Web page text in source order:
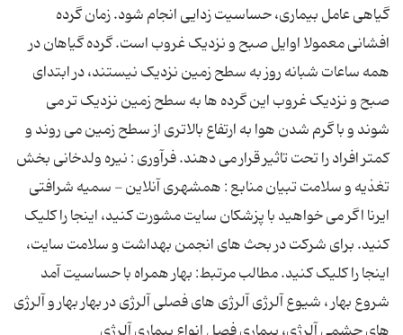
گیاهی عامل بیماری، حساسیت زدایی انجام شود. زمان گرده
افشانی معمولا اوایل صبح و نزدیک غروب است. گرده گیاهان در
همه ساعات شبانه روز به سطح زمین نزدیک نیستند، در ابتدای
صبح و نزدیک غروب این گرده ها به سطح زمین نزدیک تر می
شوند و با گرم شدن هوا به ارتفاع بالاتری از سطح زمین می روند و
کمتر افراد را تحت تاثیر قرار می دهند. فرآوری : نیره ولدخانی بخش
تغذیه و سلامت تبیان منابع : همشهری آنلاین - سمیه شرافتی
ایرنا اگر می خواهید با پزشکان سایت مشورت کنید، اینجا را کلیک
کنید. برای شرکت در بحث های انجمن بهداشت و سلامت سایت،
اینجا را کلیک کنید. مطالب مرتبط: بهار همراه با حساسیت آمد
شروع بهار ، شیوع آلرژی آلرژى هاى فصلى آلرژى در بهار بهار و آلرژی